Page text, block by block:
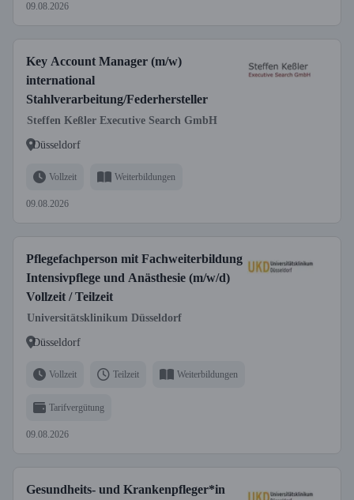
09.08.2026
Key Account Manager (m/w)
international
Stahlverarbeitung/Federhersteller
Steffen Keßler Executive Search GmbH
Düsseldorf
Vollzeit Weiterbildungen
09.08.2026
Pflegefachperson mit Fachweiterbildung
Intensivpflege und Anästhesie (m/w/d)
Vollzeit / Teilzeit
Universitätsklinikum Düsseldorf
Düsseldorf
Vollzeit Teilzeit Weiterbildungen
Tarifvergütung
09.08.2026
Gesundheits- und Krankenpfleger*in